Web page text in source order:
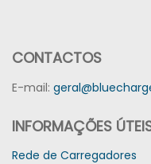
CONTACTOS
E-mail:
INFORMAÇÕES
Rede de Carregadores